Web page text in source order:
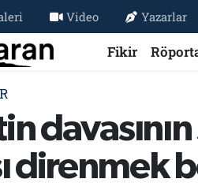
Video Yazarlar
Fikir
direnmek
ve Fikstür